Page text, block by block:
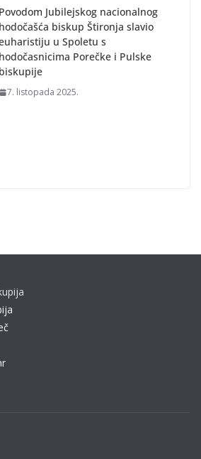
Povodom Jubilejskog nacionalnog
hodočašća biskup Štironja slavio
u Spoletu s
hodočasnicima Porečke i Pulske
biskupije
7. listopada 2025.